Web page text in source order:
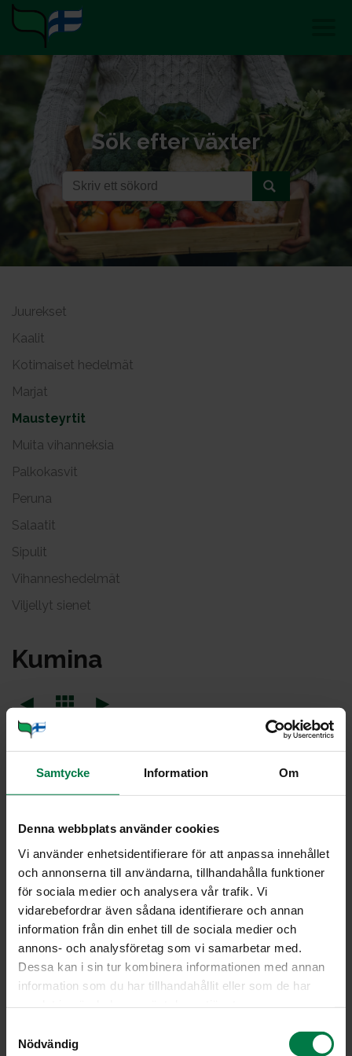
Samtycke Information Om
Denna webbplats använder cookies
Vi använder enhetsidentifierare för att anpassa innehållet
och annonserna till användarna, tillhandahålla funktioner
för sociala medier och analysera vår trafik. Vi
vidarebefordrar även sådana identifierare och annan
information från din enhet till de sociala medier och
annons- och analysföretag som vi samarbetar med.
Dessa kan i sin tur kombinera informationen med annan
information som du har tillhandahållit eller som de har
Nödvändig
Sök efter växter
Juurekset
Kaalit
Kotimaiset hedelmät
Marjat
Mausteyrtit
Muita vihanneksia
Palkokasvit
Peruna
Salaatit
Sipulit
Vihanneshedelmät
Viljellyt sienet
Ku­mi­na
KU­MI­NA (Ca­rum car­vi)
Kuminaa on kahdenlaista: Suomessakin